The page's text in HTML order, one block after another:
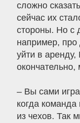
сложно
сейчас их
стороны. Но с
например, про
уйти в
окончательно,
– Вы сами
когда
из чехов. Так